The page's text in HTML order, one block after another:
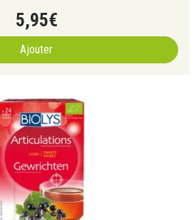
5,95€
Ajouter